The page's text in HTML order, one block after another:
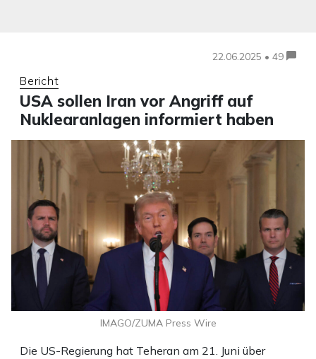
22.06.2025 • 49
Bericht
USA sollen Iran vor Angriff auf
Nuklearanlagen informiert haben
Die US-Regierung hat Teheran am 21. Juni über
IMAGO/ZUMA Press Wire